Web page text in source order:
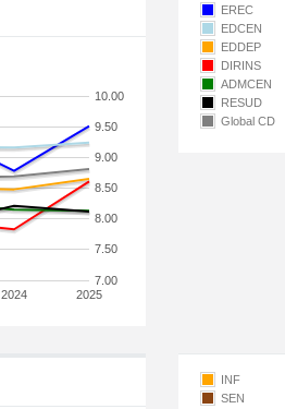
2024 2025
7.00
7.50
8.00
8.50
9.00
9.50
10.00
EREC
EDCEN
EDDEP
DIRINS
ADMCEN
RESUD
Global CD
INF
SEN